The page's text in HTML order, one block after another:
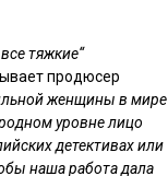
тяжкие“
продюсер
женщины в мире
уровне лицо
детективах или
наша работа дала